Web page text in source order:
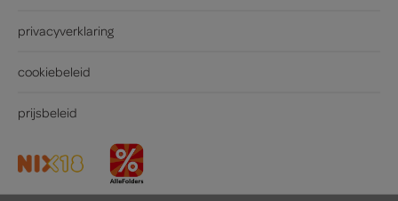
privacyverklaring
cookiebeleid
prijsbeleid